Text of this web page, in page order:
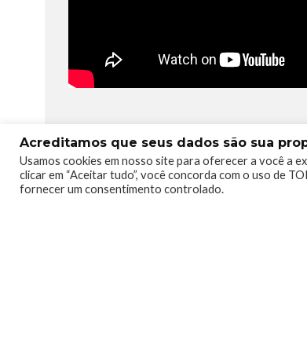
TAGS ARKANE BETHESDA XBOX
Acreditamos que seus dados são sua
Usamos cookies em nosso site para oferecer a você a
clicar em “Aceitar tudo”, você concorda com o uso de
fornecer um consentimento controlado.